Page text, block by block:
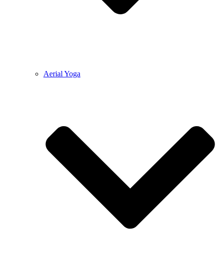
Aerial Yoga